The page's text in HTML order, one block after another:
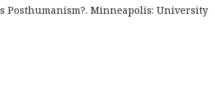
Posthumanism?. Minneapolis: University